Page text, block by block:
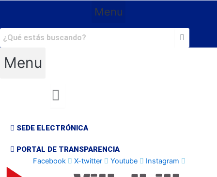
Menu
Menu
SEDE ELECTRÓNICA
PORTAL DE TRANSPARENCIA
Facebook
X-twitter Youtube Instagram